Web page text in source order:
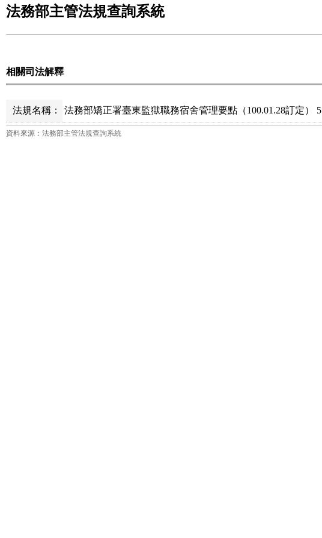
法務部主管法規查詢系統
相關司法解釋
法規名稱： 法務部矯正署臺東監獄職務宿舍管理要點（100.01.28訂定） 5
資料來源：法務部主管法規查詢系統